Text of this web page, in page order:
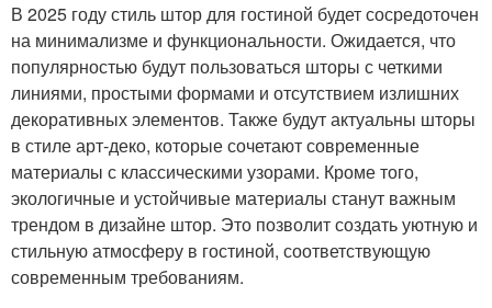
В 2025 году стиль штор для гостиной будет сосредоточен
на минимализме и функциональности. Ожидается, что
популярностью будут пользоваться шторы с четкими
линиями, простыми формами и отсутствием излишних
декоративных элементов. Также будут актуальны шторы
в стиле арт-деко, которые сочетают современные
материалы с классическими узорами. Кроме того,
экологичные и устойчивые материалы станут важным
трендом в дизайне штор. Это позволит создать уютную и
стильную атмосферу в гостиной, соответствующую
современным требованиям.